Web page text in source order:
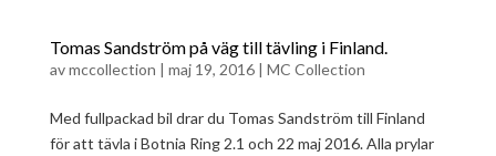
Tomas Sandström på väg till tävling i Finland.
avmccollection | maj 19, 2016| MC Collection
Med fullpackad bil drar du Tomas Sandström till Finland
för att tävla i Botnia Ring 2.1 och 22 maj 2016. Alla prylar